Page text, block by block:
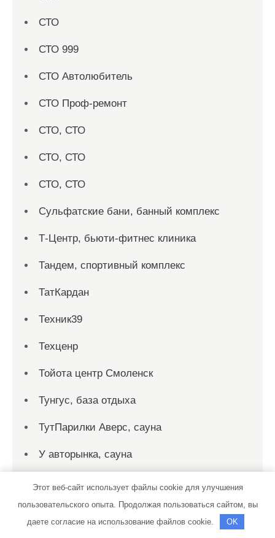
СТО
СТО 999
СТО Автолюбитель
СТО Проф-ремонт
СТО, СТО
СТО, СТО
СТО, СТО
Сульфатские бани, банный комплекс
Т-Центр, бьюти-фитнес клиника
Тандем, спортивный комплекс
ТатКардан
Техник39
Техценр
Тойота центр Смоленск
Тунгус, база отдыха
ТутПарилки Аверс, сауна
У авторынка, сауна
У Кузьмича, баня
Урал, Баня №1
Этот веб-сайт использует файлы cookie для улучшения
пользовательского опыта. Продолжая пользоваться сайтом, вы
даете согласие на использование файлов cookie.
OK